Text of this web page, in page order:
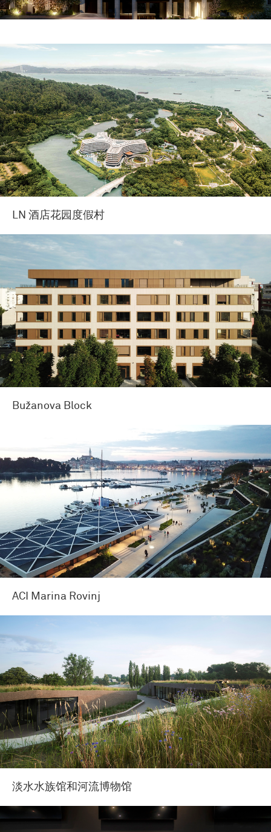
LN 酒店花园度假村
Bužanova Block
ACI Marina Rovinj
淡水水族馆和河流博物馆